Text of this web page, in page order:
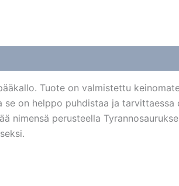
Tuote on valmistettu
on helppo puhdistaa ja tarvittaessa
nimensä perusteella